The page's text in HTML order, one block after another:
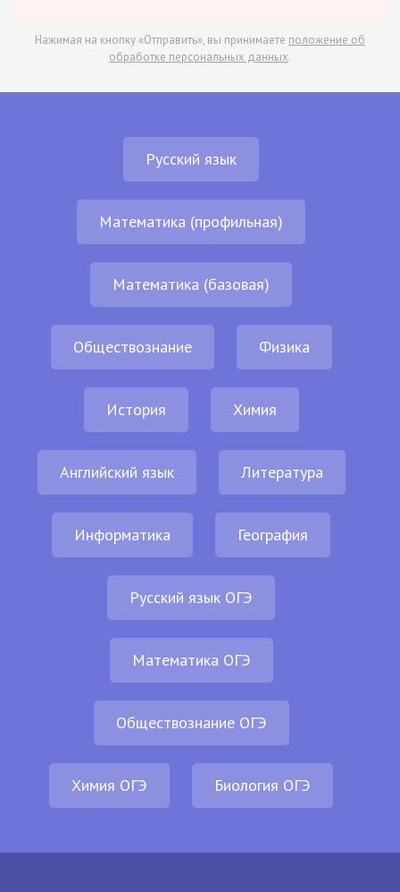
Нажимая на кнопку «Отправить», вы принимаете положение об
обработке персональных данных.
Русский язык
Математика (профильная)
Математика (базовая)
Обществознание Физика
История Химия
Английский язык Литература
Информатика География
Русский язык ОГЭ
Математика ОГЭ
Обществознание ОГЭ
Химия ОГЭ Биология ОГЭ